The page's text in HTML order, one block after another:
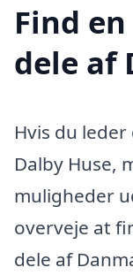
Find
dele af
Hvis du
Dalby Huse,
muligheder
overveje at
dele af